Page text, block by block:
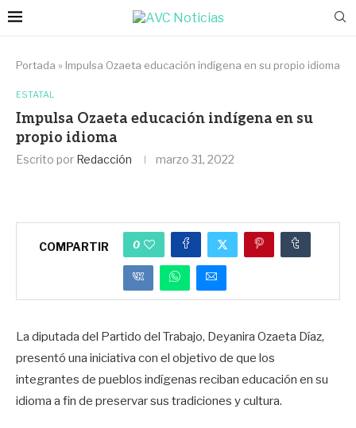
Portada » Impulsa Ozaeta educación indígena en su propio idioma
ESTATAL
Impulsa Ozaeta educación indígena en su
propio idioma
Escrito por Redacción marzo 31, 2022
COMPARTIR 0
La diputada del Partido del Trabajo, Deyanira Ozaeta Díaz,
presentó una iniciativa con el objetivo de que los
integrantes de pueblos indígenas reciban educación en su
idioma a fin de preservar sus tradiciones y cultura.